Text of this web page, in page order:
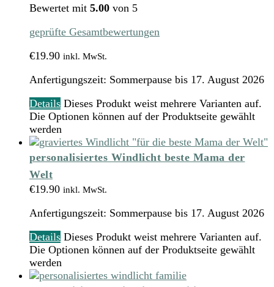
Bewertet mit 5.00 von 5
geprüfte Gesamtbewertungen
€19.90 inkl. MwSt.
Anfertigungszeit: Sommerpause bis 17. August 2026
Details Dieses Produkt weist mehrere Varianten auf.
Die Optionen können auf der Produktseite gewählt
werden
personalisiertes Windlicht beste Mama der
Welt
€19.90 inkl. MwSt.
Anfertigungszeit: Sommerpause bis 17. August 2026
Details Dieses Produkt weist mehrere Varianten auf.
Die Optionen können auf der Produktseite gewählt
werden